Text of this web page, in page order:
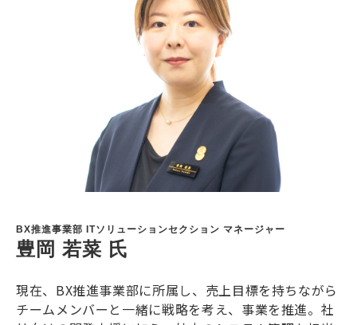
BX推進事業部 ITソリューションセクション マネージャー
豊岡 若菜 氏
現在、BX推進事業部に所属し、売上目標を持ちながら
チームメンバーと一緒に戦略を考え、事業を推進。社